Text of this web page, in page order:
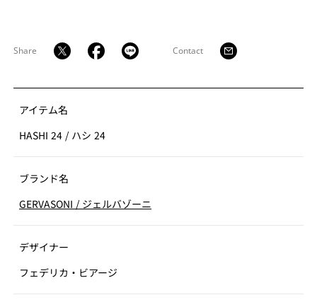
Share Contact
アイテム名
HASHI 24 / ハシ 24
ブランド名
GERVASONI / ジェルバゾーニ
デザイナー
フェデリカ・ビアージ